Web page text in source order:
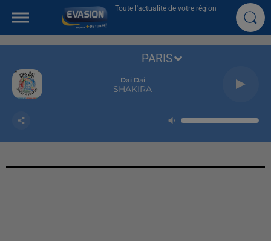
Toute l'actualité de votre région
Dai Dai
SHAKIRA
PARIS